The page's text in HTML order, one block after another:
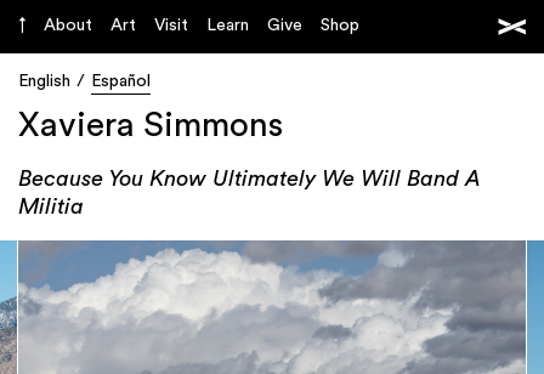
About Art Visit Learn Give Shop
English Español
Xaviera Simmons
Because You Know Ultimately We Will Band A
Militia